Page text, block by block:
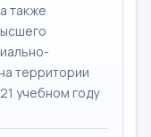
также
территории
учебном году